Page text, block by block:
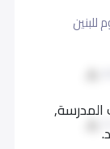
للبنين